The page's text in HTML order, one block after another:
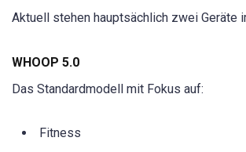
Aktuell stehen hauptsächlich zwei Geräte
WHOOP 5.0
Das Standardmodell mit Fokus auf:
Fitness